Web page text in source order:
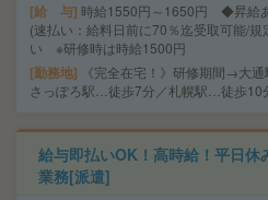
給 与 時給1550円～1650円 ◆昇給
(速払い：給料日前に70％迄受取可能/規
い ※研修時は時給1500円
勤務地
《完全在宅！》研修期間→大
さっぽろ駅…徒歩7分／札幌駅…徒歩10
給与即払いOK！高時給！平日休
業務[派遣]